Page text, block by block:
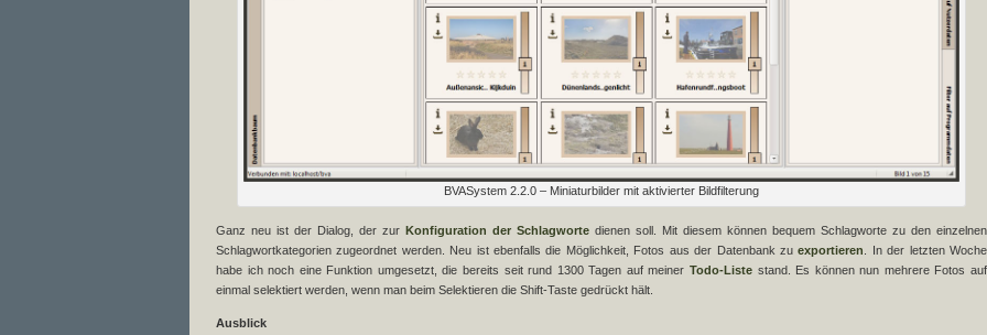
BVASystem 2.2.0 – Miniaturbilder mit aktivierter Bildfilterung
Ganz neu ist der Dialog, der zur Konfiguration der Schlagworte dienen soll. Mit diesem können bequem Schlagworte zu den einzelnen
Schlagwortkategorien zugeordnet werden. Neu ist ebenfalls die Möglichkeit, Fotos aus der Datenbank zuexportieren
. In der letzten Woche
habe ich noch eine Funktion umgesetzt, die bereits seit rund 1300 Tagen auf meiner Todo-Liste stand. Es können nun mehrere Fotos auf
einmal selektiert werden, wenn man beim Selektieren die Shift-Taste gedrückt hält.
Ausblick